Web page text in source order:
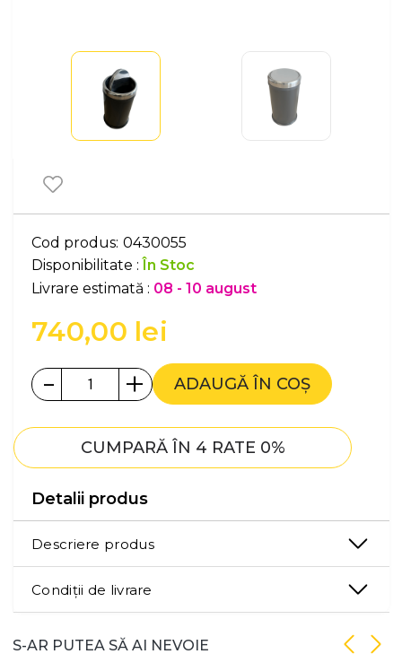
Cod produs: 0430055
Disponibilitate :În Stoc
Livrare estimată : 08 - 10 august
740,00 lei
- + ADAUGĂ ÎN COȘ
CUMPARĂ ÎN 4 RATE 0%
Detalii produs
Descriere produs
Condiții de livrare
S-AR PUTEA SĂ AI NEVOIE